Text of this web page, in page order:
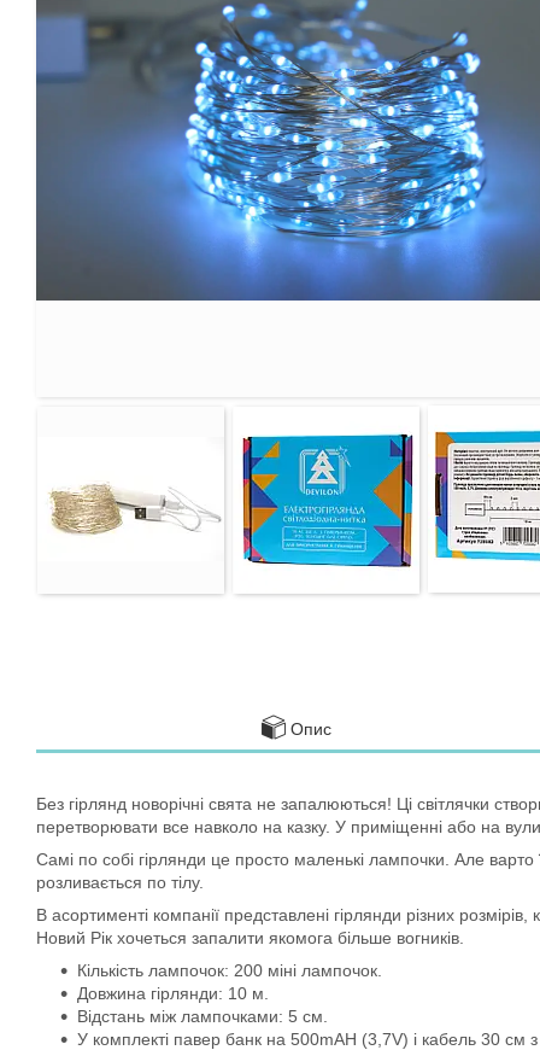
Опис
Без гірлянд новорічні свята не запалюються! Ці світлячки
перетворювати все навколо на казку. У приміщенні або на
Самі по собі гірлянди це просто маленькі лампочки. Але варто
розливається по тілу.
В асортименті компанії представлені гірлянди різних
Новий Рік хочеться запалити якомога більше вогників.
Кількість лампочок: 200 міні лампочок.
Довжина гірлянди: 10 м.
Відстань між лампочками: 5 см.
У комплекті павер банк на 500mAH (3,7V) і кабель 30 см